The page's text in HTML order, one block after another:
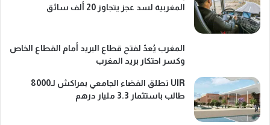
المغربية لسد عجز يتجاوز 20 ألف سائق
المغرب يُعدّ لفتح قطاع البريد أمام القطاع الخاص
وكسر احتكار بريد المغرب
UIR تطلق الفضاء الجامعي بمراكش لـ8000
طالب باستثمار 3.3 مليار درهم